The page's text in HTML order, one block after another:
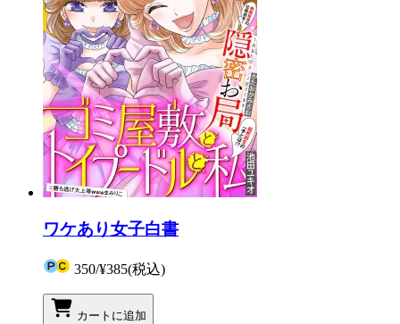
ワケあり女子白書
350/¥385(税込)
カートに追加